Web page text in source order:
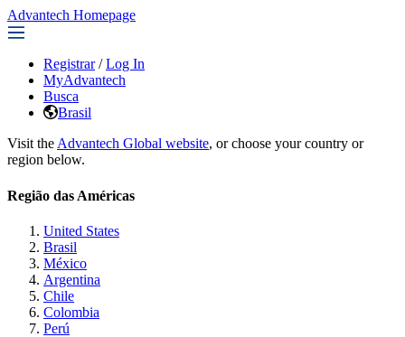
Advantech Homepage
Registrar / Log In
MyAdvantech
Busca
Brasil
Visit the Advantech Global website, or choose your country or
region below.
Região das Américas
United States
Brasil
México
Argentina
Chile
Colombia
Perú